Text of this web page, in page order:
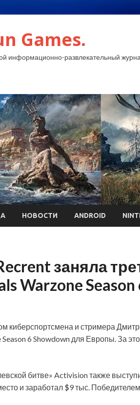
Games.
информационно-развлекательный
НОВОСТИ ANDROID
заняла
Warzone
киберспортсмена и стримера
6 Showdown для Европы. За
битве» Activision также
и заработал $9 тыс.